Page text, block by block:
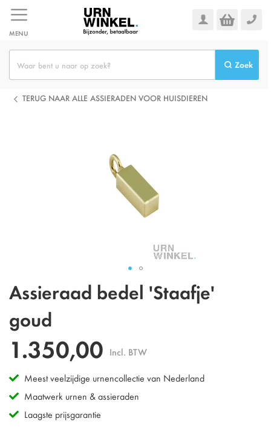
naar
de
inhoud
MENU
Zoek
TERUG NAAR ALLE ASSIERADEN VOOR HUISDIEREN
naar
begin
van
de
afbeeldingen-
Assieraad bedel 'Staafje'
goud
1.350,00 Incl. BTW
Meest veelzijdige urnencollectie van Nederland
Maatwerk urnen & assieraden
Laagste prijsgarantie